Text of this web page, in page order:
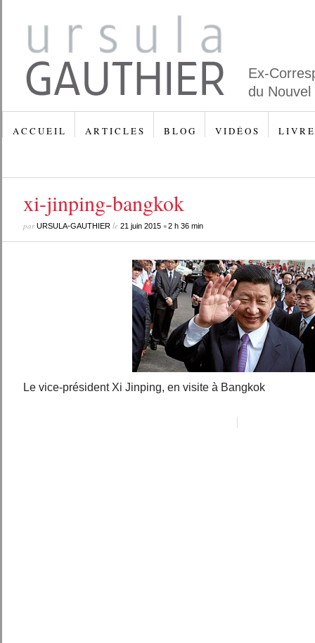
Ex-
du
A C C U E I L A R T I C L E S B L O G V I D É O S L I V R E
xi-jinping-bangkok
parURSULA-GAUTHIERle 21 juin 2015•2 h 36 min
Le vice-président Xi Jinping, en visite à Bangkok